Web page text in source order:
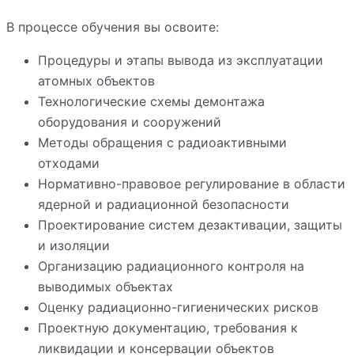
В процессе обучения вы освоите:
Процедуры и этапы вывода из эксплуатации
атомных объектов
Технологические схемы демонтажа
оборудования и сооружений
Методы обращения с радиоактивными
отходами
Нормативно-правовое регулирование в области
ядерной и радиационной безопасности
Проектирование систем дезактивации, защиты
и изоляции
Организацию радиационного контроля на
выводимых объектах
Оценку радиационно-гигиенических рисков
Проектную документацию, требования к
ликвидации и консервации объектов